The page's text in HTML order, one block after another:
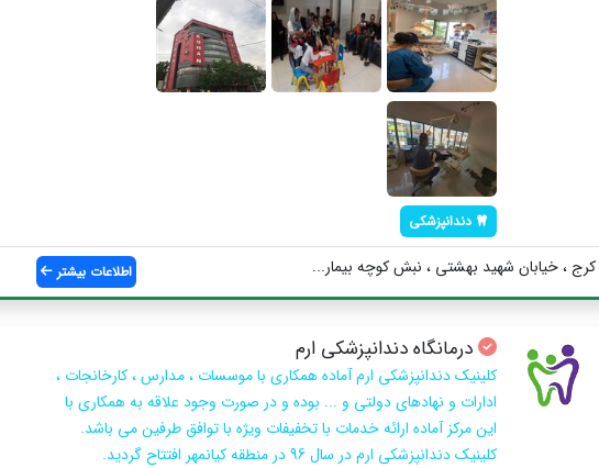
دندانپزشکی
کرج ، خیابان شهید بهشتی ، نبش کوچه بیمار... اطلاعات بیشتر
درمانگاه دندانپزشکی ارم
کلینیک دندانپزشکی ارم آماده همکاری با موسسات ، مدارس ، کارخانجات ،
ادارات و نهادهای دولتی و ... بوده و در صورت وجود علاقه به همکاری با
این مرکز آماده ارائه خدمات با تخفیفات ویژه با توافق طرفین می باشد.
کلینیک دندانپزشکی ارم در سال 96 در منطقه کیانمهر افتتاح گردید.